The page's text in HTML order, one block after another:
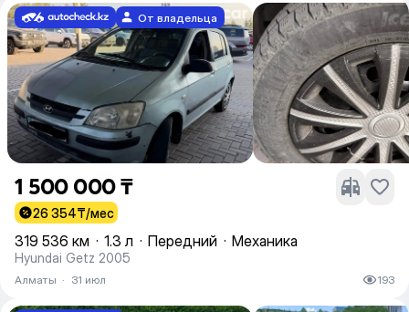
От владельца
1 500 000 ₸
26 354₸/мес
319 536 км · 1.3 л · Передний · Механика
Hyundai Getz 2005
Алматы · 31 июл 193